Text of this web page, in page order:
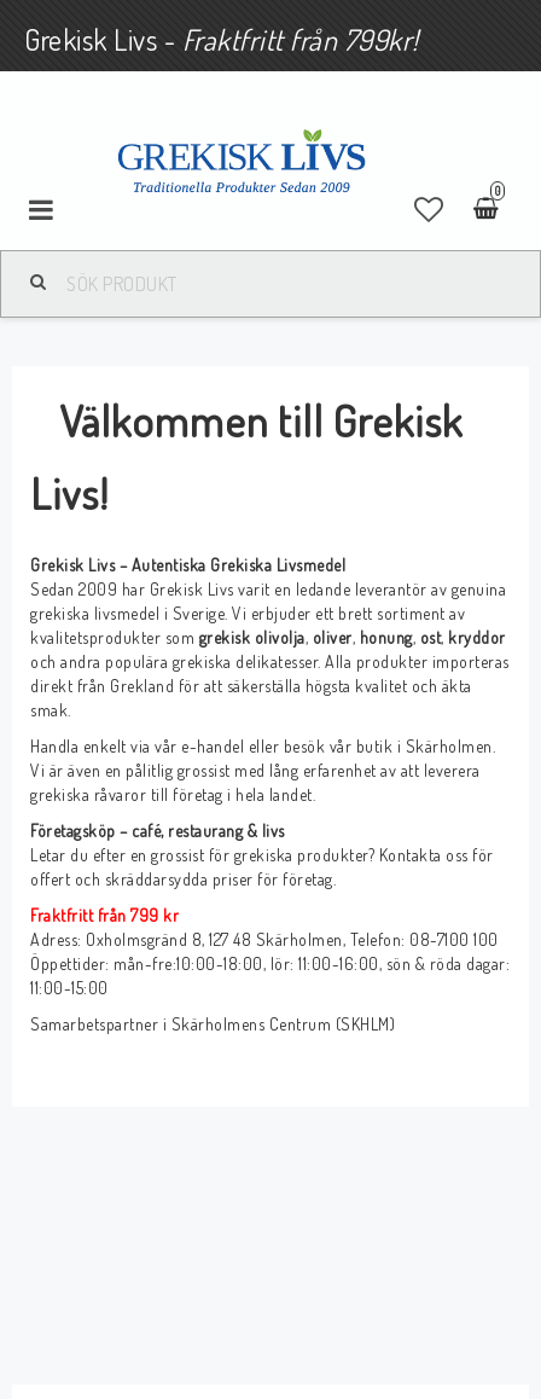
Grekisk Livs - Fraktfritt från 799kr!
0
Välkommen till Grekisk
Livs!
Grekisk Livs – Autentiska Grekiska Livsmedel
Sedan 2009 har Grekisk Livs varit en ledande leverantör av genuina
grekiska livsmedel i Sverige. Vi erbjuder ett brett sortiment av
kvalitetsprodukter som grekisk olivolja, oliver, honung, ost, kryddor
och andra populära grekiska delikatesser. Alla produkter importeras
direkt från Grekland för att säkerställa högsta kvalitet och äkta
smak.
Handla enkelt via vår e-handel eller besök vår butik i Skärholmen.
Vi är även en pålitlig grossist med lång erfarenhet av att leverera
grekiska råvaror till företag i hela landet.
Företagsköp – café, restaurang & livs
Letar du efter en grossist för grekiska produkter? Kontakta oss för
offert och skräddarsydda priser för företag.
Fraktfritt från 799 kr
Adress: Oxholmsgränd 8, 127 48 Skärholmen, Telefon: 08-7100 100
Öppettider: mån-fre:10:00-18:00, lör: 11:00-16:00, sön & röda dagar:
11:00-15:00
Samarbetspartner i Skärholmens Centrum (SKHLM)